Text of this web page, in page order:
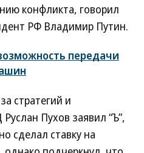
конфликта, говорил
РФ Владимир Путин.
передачи
стратегий и
Пухов заявил “Ъ”,
сделал ставку на